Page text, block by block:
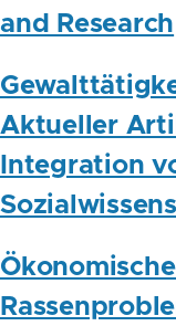
and Research
Aktueller
Integration